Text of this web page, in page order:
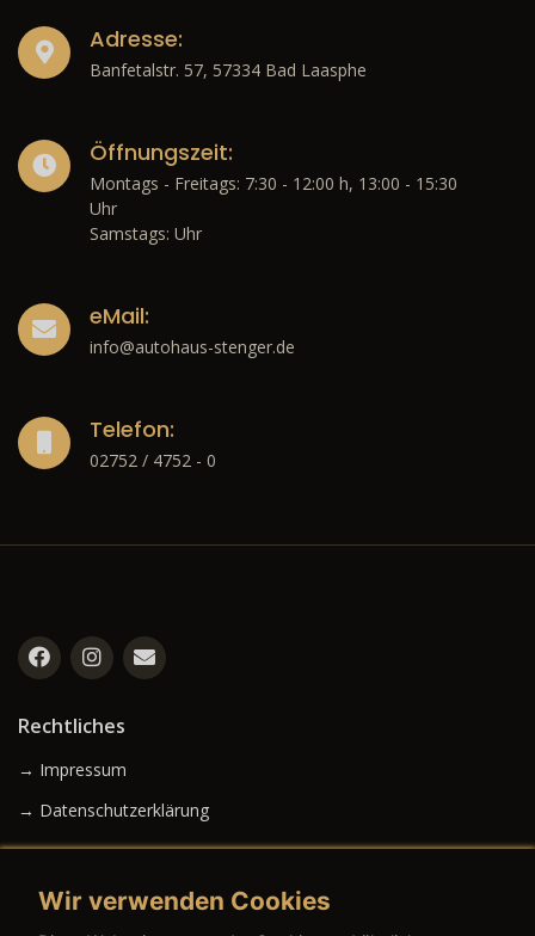
Adresse:
Banfetalstr. 57, 57334 Bad Laasphe
Öffnungszeit:
Montags - Freitags: 7:30 - 12:00 h, 13:00 - 15:30
Uhr
Samstags: Uhr
eMail:
info@autohaus-stenger.de
Telefon:
02752 / 4752 - 0
Rechtliches
→ Impressum
→ Datenschutzerklärung
Wir verwenden Cookies